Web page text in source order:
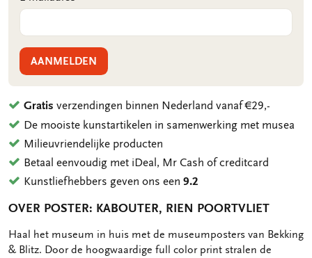
AANMELDEN
Gratis verzendingen binnen Nederland vanaf €29,-
De mooiste kunstartikelen in samenwerking met musea
Milieuvriendelijke producten
Betaal eenvoudig met iDeal, Mr Cash of creditcard
Kunstliefhebbers geven ons een9.2
OVER POSTER: KABOUTER, RIEN POORTVLIET
OMSCHRIJVING
Haal het museum in huis met de museumposters van Bekking
& Blitz. Door de hoogwaardige full color print stralen de